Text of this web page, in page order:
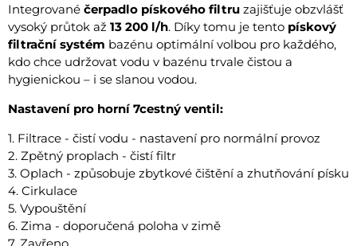
Integrované čerpadlo pískového filtru zajišťuje obzvlášť
vysoký průtok až 13 200 l/h. Díky tomu je tento pískový
filtrační systém bazénu optimální volbou pro každého,
kdo chce udržovat vodu v bazénu trvale čistou a
hygienickou – i se slanou vodou.
Nastavení pro horní 7cestný ventil:
1. Filtrace - čistí vodu - nastavení pro normální provoz
2. Zpětný proplach - čistí filtr
3. Oplach - způsobuje zbytkové čištění a zhutňování písku
4. Cirkulace
5. Vypouštění
6. Zima - doporučená poloha v zimě
7. Zavřeno